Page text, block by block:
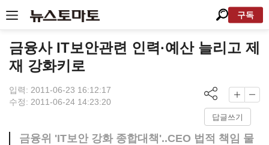
구독
금융사 IT보안관련 인력·예산 늘리고 제
재 강화키로
입력: 2011-06-23 16:12:17
수정: 2011-06-24 14:23:20
답글쓰기
금융위 'IT보안 강화 종합대책'..CEO 법적 책임 물